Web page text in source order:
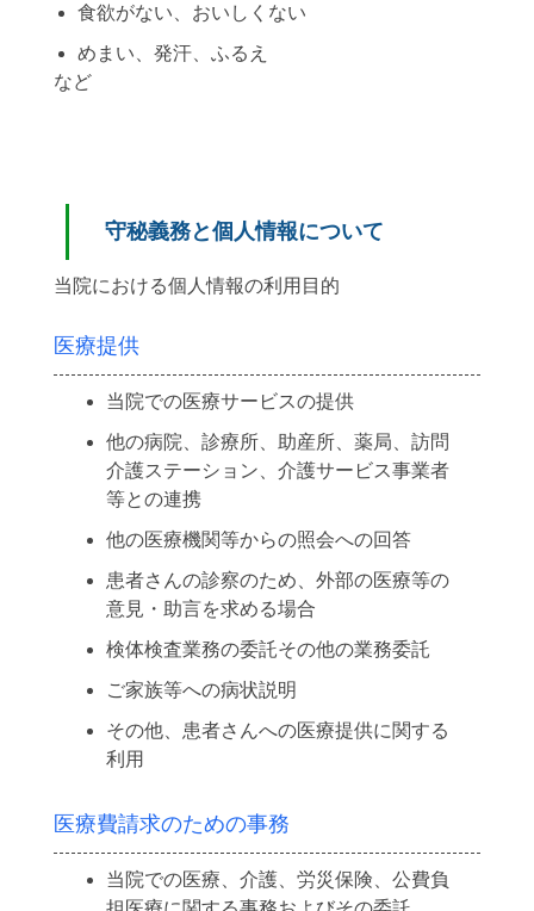
食欲がない、おいしくない
めまい、発汗、ふるえ
など
守秘義務と個人情報について
当院における個人情報の利用目的
医療提供
当院での医療サービスの提供
他の病院、診療所、助産所、薬局、訪問
介護ステーション、介護サービス事業者
等との連携
他の医療機関等からの照会への回答
患者さんの診察のため、外部の医療等の
意見・助言を求める場合
検体検査業務の委託その他の業務委託
ご家族等への病状説明
その他、患者さんへの医療提供に関する
利用
医療費請求のための事務
当院での医療、介護、労災保険、公費負